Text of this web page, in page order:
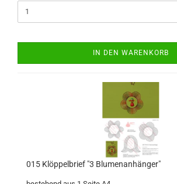
IN DEN WARENKORB
015 Klöppelbrief "3 Blumenanhänger"